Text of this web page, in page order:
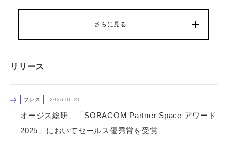
さらに見る
リリース
プレス 2026.06.26
オージス総研、「SORACOM Partner Space アワード
2025」においてセールス優秀賞を受賞